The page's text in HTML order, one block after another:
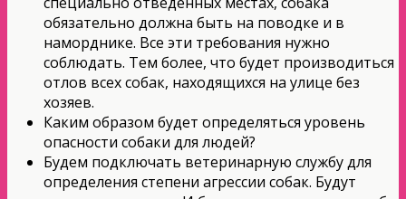
обязательно должна быть на поводке и в
наморднике. Все эти требования нужно
соблюдать. Тем более, что будет производиться
отлов всех собак, находящихся на улице без
хозяев.
Каким образом будет определяться уровень
опасности собаки для людей?
Будем подключать ветеринарную службу для
определения степени агрессии собак. Будут